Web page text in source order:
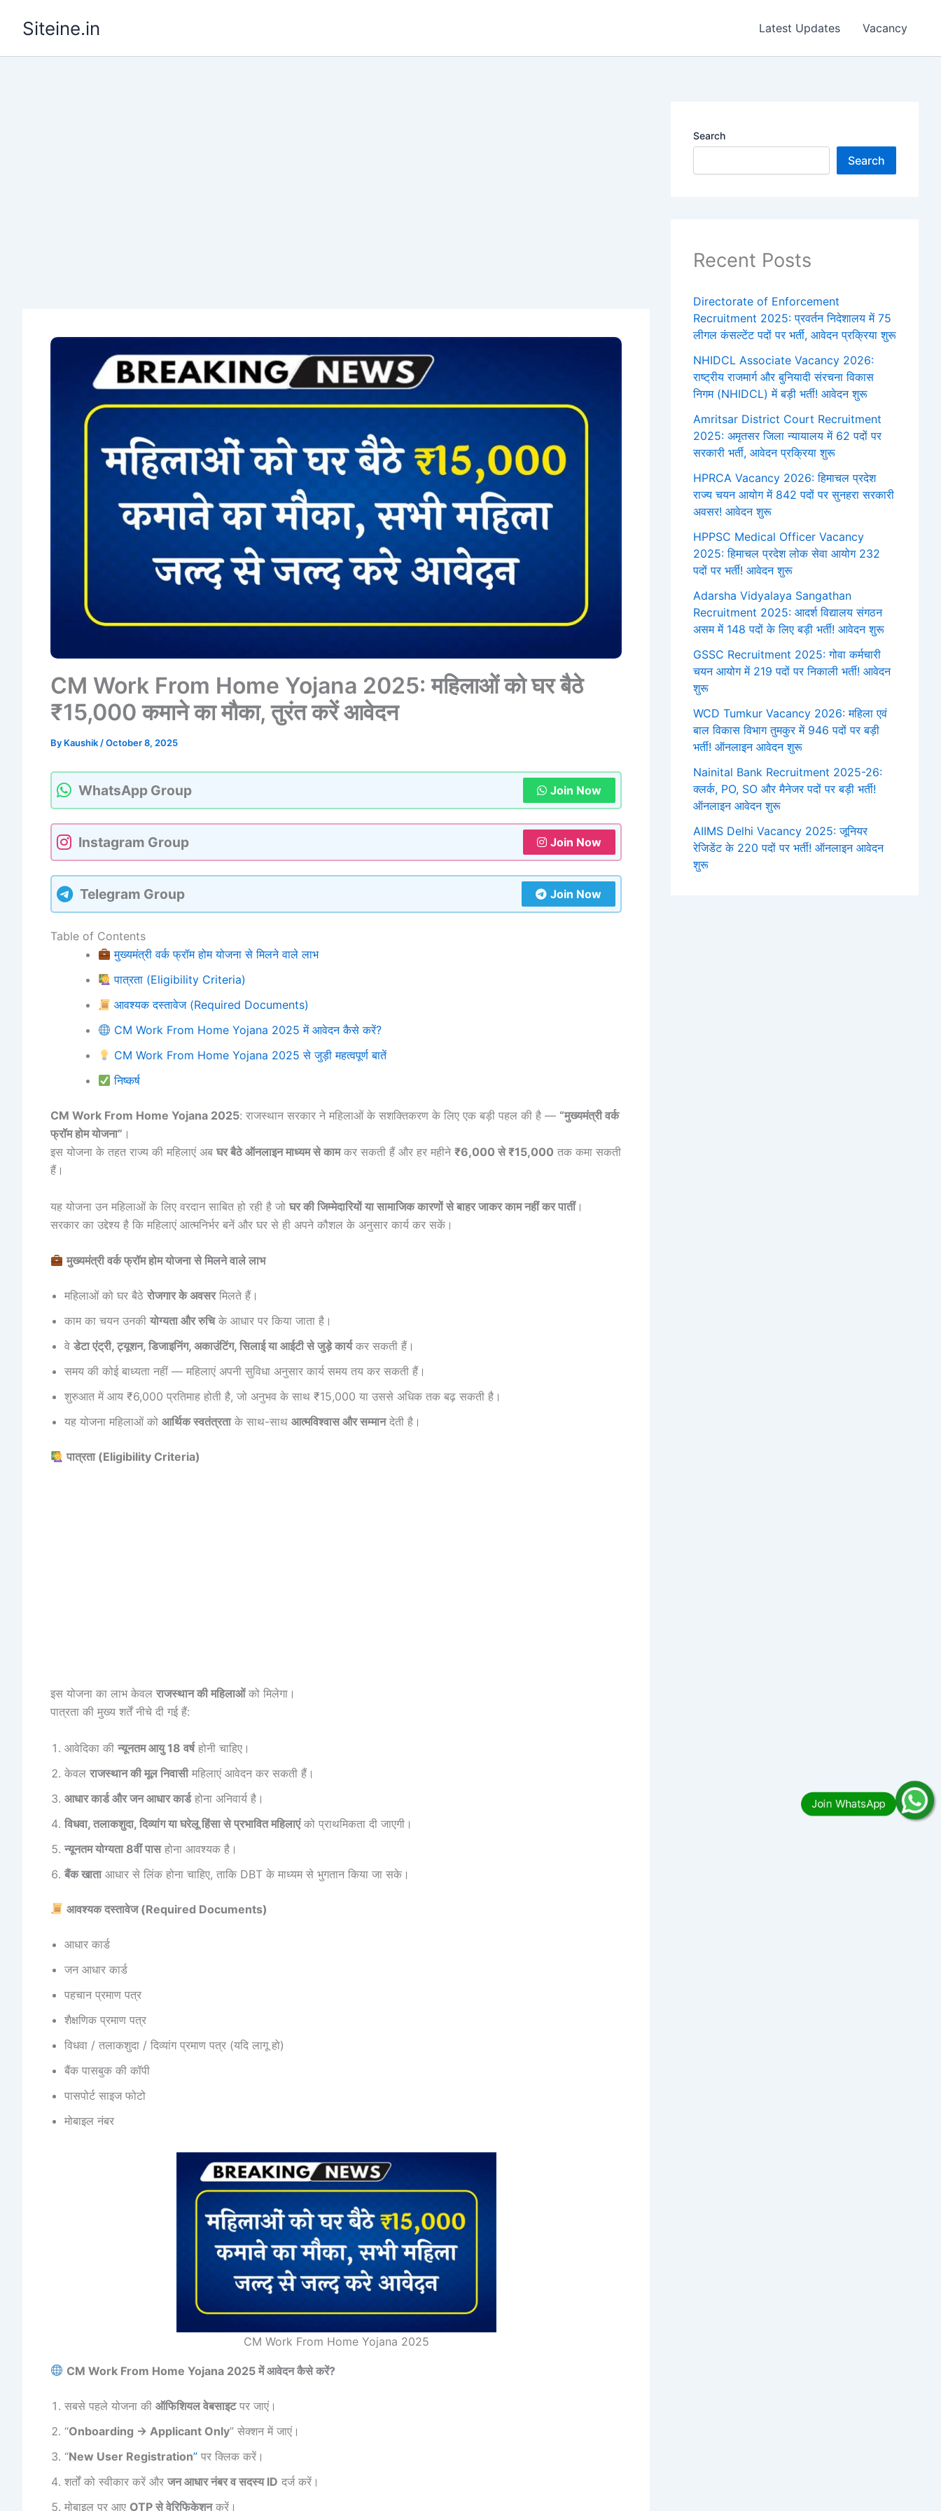
Siteine.in Latest Updates Vacancy
CM Work From Home Yojana 2025: महिलाओं को घर बैठे
₹15,000 कमाने का मौका, तुरंत करें आवेदन
By Kaushik /October 8, 2025
WhatsApp Group Join Now
Instagram Group Join Now
Telegram Group Join Now
Table of Contents
मुख्यमंत्री वर्क फ्रॉम होम योजना से मिलने वाले लाभ
पात्रता (Eligibility Criteria)
आवश्यक दस्तावेज (Required Documents)
CM Work From Home Yojana 2025 में आवेदन कैसे करें?
CM Work From Home Yojana 2025 से जुड़ी महत्वपूर्ण बातें
निष्कर्ष
CM Work From Home Yojana 2025: राजस्थान सरकार ने महिलाओं के सशक्तिकरण के लिए एक बड़ी पहल की है — “मुख्यमंत्री वर्क
फ्रॉम होम योजना” ।
इस योजना के तहत राज्य की महिलाएं अब घर बैठे ऑनलाइन माध्यम से कामकर सकती हैं और हर महीने ₹6,000 से ₹15,000 तक कमा सकती
हैं।
यह योजना उन महिलाओं के लिए वरदान साबित हो रही है जो घर की जिम्मेदारियों या सामाजिक कारणों से बाहर जाकर काम नहीं कर पातीं।
सरकार का उद्देश्य है कि महिलाएं आत्मनिर्भर बनें और घर से ही अपने कौशल के अनुसार कार्य कर सकें।
मुख्यमंत्री वर्क फ्रॉम होम योजना से मिलने वाले लाभ
महिलाओं को घर बैठे रोजगार के अवसरमिलते हैं।
काम का चयन उनकी योग्यता और रुचिके आधार पर किया जाता है।
वे डेटा एंट्री, ट्यूशन, डिजाइनिंग, अकाउंटिंग, सिलाई या आईटी से जुड़े कार्यकर सकती हैं।
समय की कोई बाध्यता नहीं — महिलाएं अपनी सुविधा अनुसार कार्य समय तय कर सकती हैं।
शुरुआत में आय ₹6,000 प्रतिमाह होती है, जो अनुभव के साथ ₹15,000 या उससे अधिक तक बढ़ सकती है।
यह योजना महिलाओं को आर्थिक स्वतंत्रताके साथ-साथ आत्मविश्वास और सम्मानदेती है।
पात्रता (Eligibility Criteria)
इस योजना का लाभ केवल राजस्थान की महिलाओंको मिलेगा।
पात्रता की मुख्य शर्तें नीचे दी गई हैं:
आवेदिका की न्यूनतम आयु 18 वर्षहोनी चाहिए।
केवल राजस्थान की मूल निवासीमहिलाएं आवेदन कर सकती हैं।
आधार कार्ड और जन आधार कार्डहोना अनिवार्य है।
विधवा, तलाकशुदा, दिव्यांग या घरेलू हिंसा से प्रभावित महिलाएंको प्राथमिकता दी जाएगी।
न्यूनतम योग्यता 8वीं पासहोना आवश्यक है।
बैंक खाताआधार से लिंक होना चाहिए, ताकि DBT के माध्यम से भुगतान किया जा सके।
आवश्यक दस्तावेज (Required Documents)
आधार कार्ड
जन आधार कार्ड
पहचान प्रमाण पत्र
शैक्षणिक प्रमाण पत्र
विधवा / तलाकशुदा / दिव्यांग प्रमाण पत्र (यदि लागू हो)
बैंक पासबुक की कॉपी
पासपोर्ट साइज फोटो
मोबाइल नंबर
CM Work From Home Yojana 2025
CM Work From Home Yojana 2025 में आवेदन कैसे करें?
सबसे पहले योजना की ऑफिशियल वेबसाइटपर जाएं।
“Onboarding → Applicant Only” सेक्शन में जाएं।
“New User Registration” पर क्लिक करें।
शर्तों को स्वीकार करें और जन आधार नंबर व सदस्य ID दर्ज करें।
मोबाइल पर आए OTP से वेरिफिकेशनकरें।
Search
Search
Recent Posts
Directorate of Enforcement
Recruitment 2025: प्रवर्तन निदेशालय में 75
लीगल कंसल्टेंट पदों पर भर्ती, आवेदन प्रक्रिया शुरू
NHIDCL Associate Vacancy 2026:
राष्ट्रीय राजमार्ग और बुनियादी संरचना विकास
निगम (NHIDCL) में बड़ी भर्ती! आवेदन शुरू
Amritsar District Court Recruitment
2025: अमृतसर जिला न्यायालय में 62 पदों पर
सरकारी भर्ती, आवेदन प्रक्रिया शुरू
HPRCA Vacancy 2026: हिमाचल प्रदेश
राज्य चयन आयोग में 842 पदों पर सुनहरा सरकारी
अवसर! आवेदन शुरू
HPPSC Medical Officer Vacancy
2025: हिमाचल प्रदेश लोक सेवा आयोग 232
पदों पर भर्ती! आवेदन शुरू
Adarsha Vidyalaya Sangathan
Recruitment 2025: आदर्श विद्यालय संगठन
असम में 148 पदों के लिए बड़ी भर्ती! आवेदन शुरू
GSSC Recruitment 2025: गोवा कर्मचारी
चयन आयोग में 219 पदों पर निकाली भर्ती! आवेदन
शुरू
WCD Tumkur Vacancy 2026: महिला एवं
बाल विकास विभाग तुमकुर में 946 पदों पर बड़ी
भर्ती! ऑनलाइन आवेदन शुरू
Nainital Bank Recruitment 2025-26:
क्लर्क, PO, SO और मैनेजर पदों पर बड़ी भर्ती!
ऑनलाइन आवेदन शुरू
AIIMS Delhi Vacancy 2025: जूनियर
रेजिडेंट के 220 पदों पर भर्ती! ऑनलाइन आवेदन
शुरू